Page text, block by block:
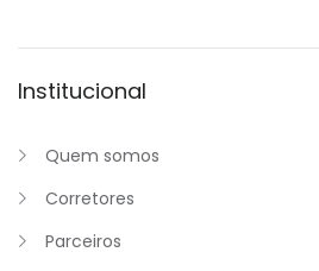
Institucional
Quem somos
Corretores
Parceiros